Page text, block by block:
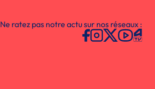
Ne ratez pas notre actu sur nos réseaux :